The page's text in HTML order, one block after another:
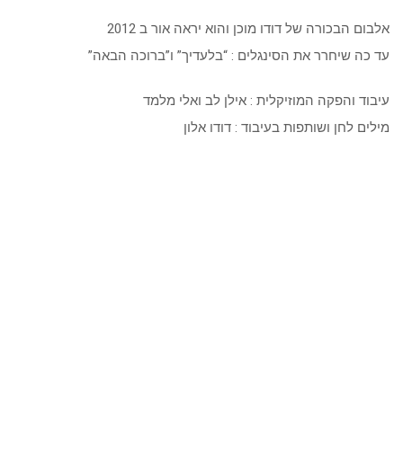
אלבום הבכורה של דודו מוכן והוא יראה אור ב 2012
עד כה שיחרר את הסינגלים : “בלעדיך” ו”ברוכה הבאה”
עיבוד והפקה המוזיקלית : אילן לב ואלי מלמד
מילים לחן ושותפות בעיבוד : דודו אלון